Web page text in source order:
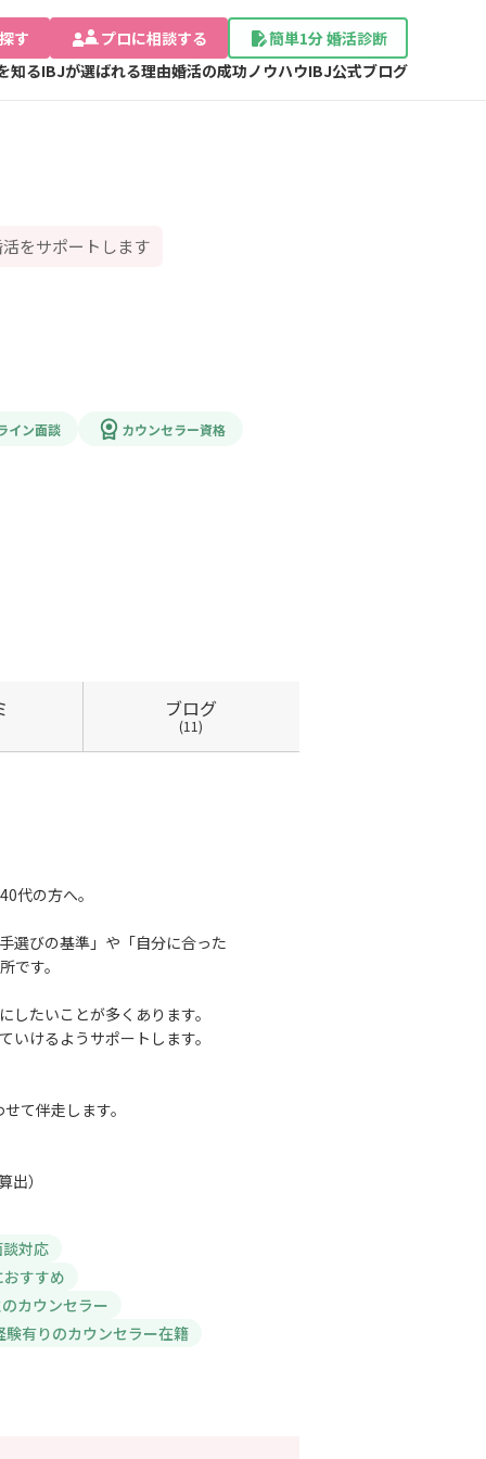
す プロに相談する
簡単1分 婚活診断
知るIBJが選ばれる理由婚活の成功ノウハウIBJ公式ブログ
をサポートします
イン面談 カウンセラー資格
ブログ
(11)
代の方へ。
選びの基準」や「自分に合った
です。
たいことが多くあります。
けるようサポートします。
て伴走します。
）
対応
すすめ
カウンセラー
験有りのカウンセラー在籍